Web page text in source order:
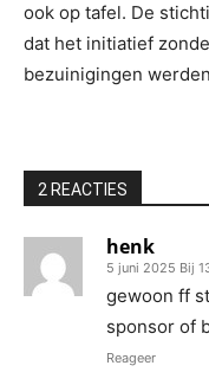
ook op tafel. De
dat het initiatief
bezuinigingen
2 REACTIES
henk
5 juni 2025 Bij
gewoon ff
sponsor of
Reageer